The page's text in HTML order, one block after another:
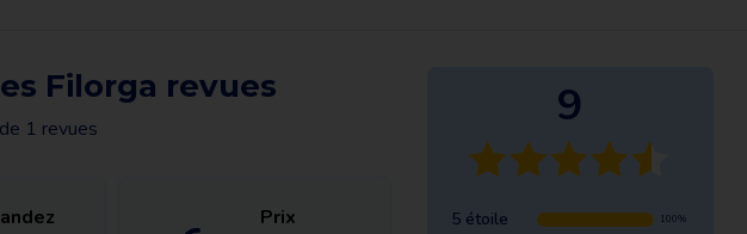
Filorga revues
1 revues
Prix
9
5 étoile 100%